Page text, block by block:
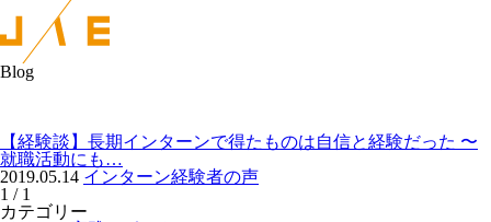
Blog
【経験談】長期インターンで得たものは自信と経験だった 〜
就職活動にも…
2019.05.14 インターン経験者の声
1 / 1
カテゴリー